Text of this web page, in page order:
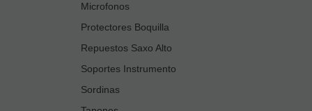
Microfonos
Protectores Boquilla
Repuestos Saxo Alto
Soportes Instrumento
Sordinas